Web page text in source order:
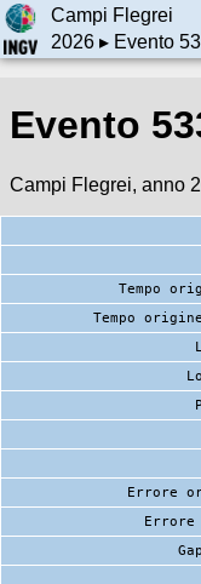
Campi Flegrei
2026▸ Evento
Evento
Campi Flegrei, anno
Tempo
Tempo
Errore